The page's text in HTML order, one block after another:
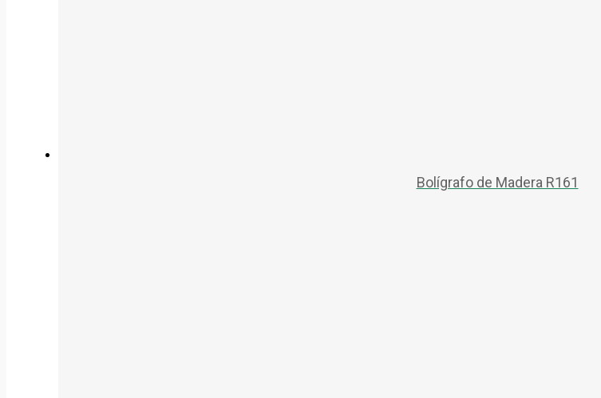
Bolígrafo de Madera R161